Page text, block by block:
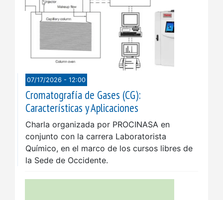
07/17/2026 - 12:00
Cromatografía de Gases (CG):
Características y Aplicaciones
Charla organizada por PROCINASA en
conjunto con la carrera Laboratorista
Químico, en el marco de los cursos libres de
la Sede de Occidente.